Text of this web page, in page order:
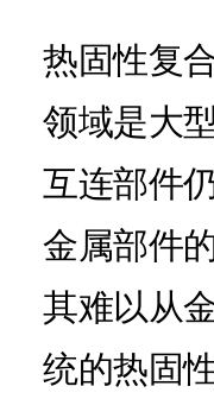
热固性复
领域是大
互连部件
金属部件
其难以从
统的热固